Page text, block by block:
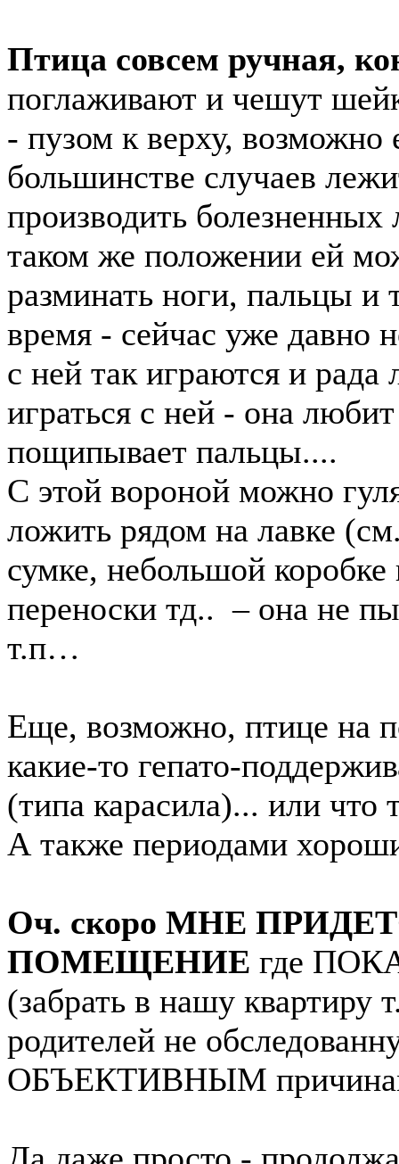
Птица совсем ручная,
поглаживают и чешут
- пузом к верху, возможно
большинстве случаев
производить
таком же положении ей
разминать ноги, пальцы и
время - сейчас уже давно
с ней так играются и
играться с ней - она
пощипывает пальцы....
С этой вороной можно
ложить рядом на лавке
сумке, небольшой
переноски тд.. – она не
т.п…
Еще, возможно, птице на
какие-то гепато-
(типа карасила)... или
А также периодами
Оч. скоро МНЕ
ПОМЕЩЕНИЕ где
(забрать в нашу
родителей не
ОБЪЕКТИВНЫМ